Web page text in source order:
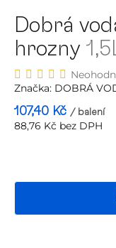
Dobrá
hrozny
je
0,0
Značka: DOBRÁ
107,40 Kč / balení
88,76 Kč bez DPH